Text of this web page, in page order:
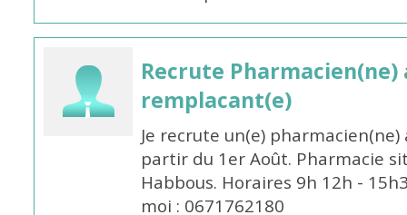
Recrute
remplacant(e)
Je recrute un(e)
partir du 1er Août. Pharmacie
Habbous. Horaires 9h 12h -
moi : 0671762180